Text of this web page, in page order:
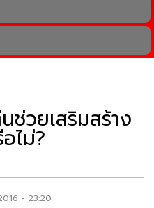
ช่วยเสริมสร้าง
ไม่?
- 23:20